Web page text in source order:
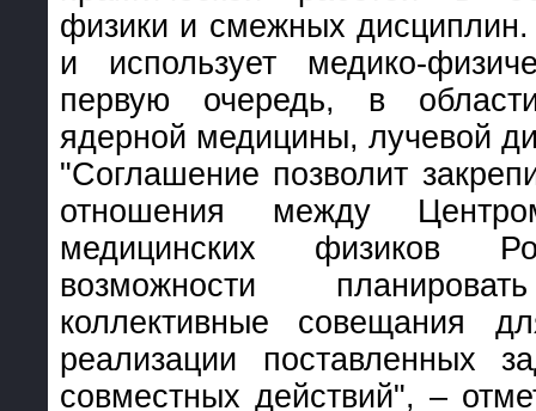
физики и смежных дисциплин.
и использует медико-
первую очередь, в
ядерной медицины, лучевой
"Соглашение позволит
отношения между
медицинских физиков
возможности
коллективные совещания
реализации поставленных
совместных действий", –